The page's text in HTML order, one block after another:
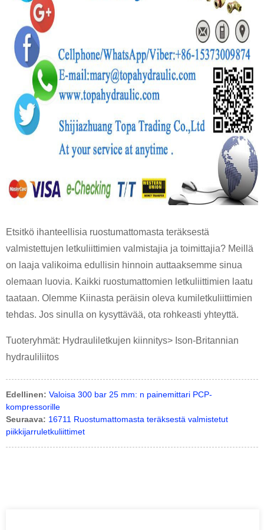
Etsitkö ihanteellisia ruostumattomasta teräksestä
valmistettujen letkuliittimien valmistajia ja toimittajia? Meillä
on laaja valikoima edullisin hinnoin auttaaksemme sinua
olemaan luovia. Kaikki ruostumattomien letkuliittimien laatu
taataan. Olemme Kiinasta peräisin oleva kumiletkuliittimien
tehdas. Jos sinulla on kysyttävää, ota rohkeasti yhteyttä.
Tuoteryhmät: Hydrauliletkujen kiinnitys> Ison-Britannian
hydrauliliitos
Edellinen: Valoisa 300 bar 25 mm: n painemittari PCP-
kompressorille
Seuraava: 16711 Ruostumattomasta teräksestä valmistetut
piikkijarruletkuliittimet